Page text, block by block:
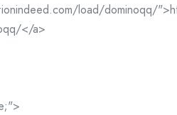
load/dominoqq/
</a>